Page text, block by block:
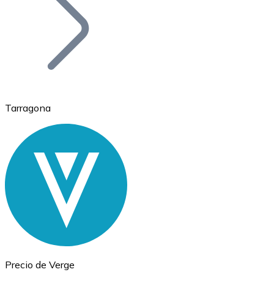
Ethereum
Tarragona
Precio de Verge